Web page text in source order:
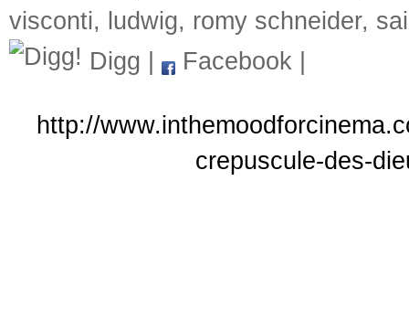
visconti, ludwig, romy schneider,
Digg
Facebook
http://
crepuscule-des-